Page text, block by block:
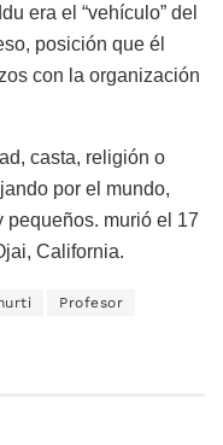
era el “vehículo” del
posición que él
con la organización
casta, religión o
por el mundo,
pequeños. murió el 17
California.
Profesor